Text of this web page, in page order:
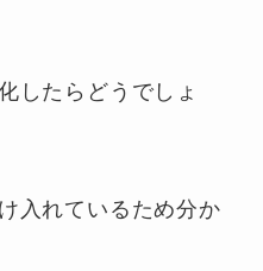
したらどうでしょ
入れているため分か